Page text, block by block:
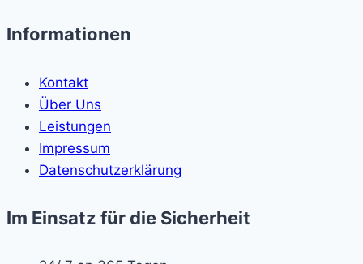
Informationen
Kontakt
Über Uns
Leistungen
Impressum
Datenschutzerklärung
Im Einsatz für die Sicherheit